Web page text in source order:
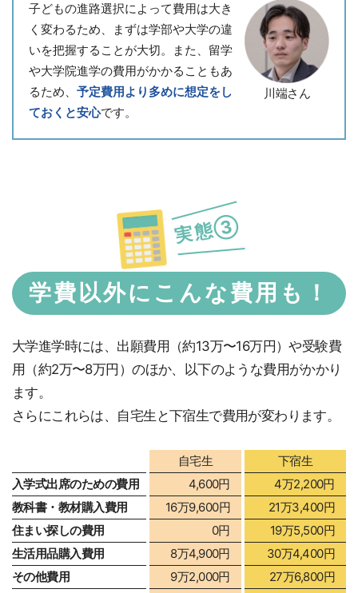
川端さん
子どもの進路選択によって費用は大き
く変わるため、まずは学部や大学の違
いを把握することが大切。また、留学
や大学院進学の費用がかかることもあ
るため、 予定費用より多めに想定をし
ておくと安心です。
実態③
学費以外にこんな費用も！
大学進学時には、出願費用（約13万〜16万円）や受験費
用（約2万〜8万円）のほか、以下のような費用がかかり
ます。
さらにこれらは、自宅生と下宿生で費用が変わります。
自宅生
下宿生
入学式出席のための費用
4,600円
4万2,200円
教科書・教材購入費用
16万9,600円
21万3,400円
住まい探しの費用
0円
19万5,500円
生活用品購入費用
8万4,900円
30万4,400円
その他費用
9万2,000円
27万6,800円